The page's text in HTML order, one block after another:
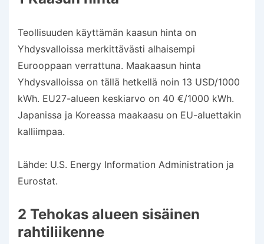
Teollisuuden käyttämän kaasun hinta on
Yhdysvalloissa merkittävästi alhaisempi
Eurooppaan verrattuna. Maakaasun hinta
Yhdysvalloissa on tällä hetkellä noin 13 USD/1000
kWh. EU27-alueen keskiarvo on 40 €/1000 kWh.
Japanissa ja Koreassa maakaasu on EU-aluettakin
kalliimpaa.
Lähde: U.S. Energy Information Administration ja
Eurostat.
2 Tehokas alueen sisäinen
rahtiliikenne